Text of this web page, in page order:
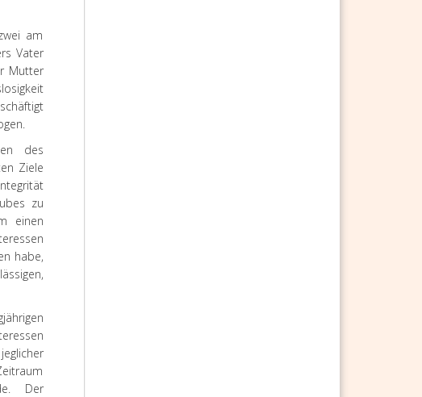
am
Vater
Mutter
des
Ziele
zu
einen
habe,
Der